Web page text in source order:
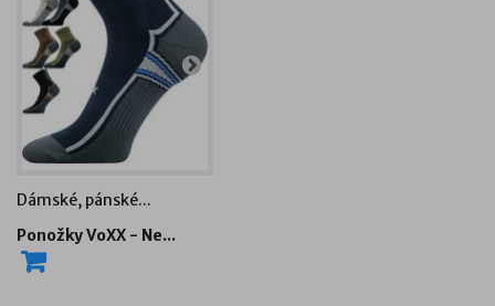
Dámské, pánské...
Ponožky VoXX - Ne...